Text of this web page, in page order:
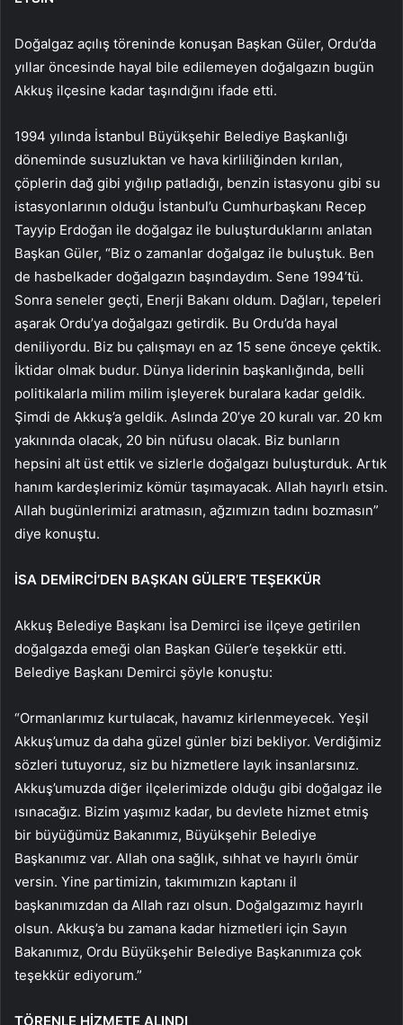
Doğalgaz açılış töreninde konuşan Başkan Güler, Ordu’da
yıllar öncesinde hayal bile edilemeyen doğalgazın bugün
Akkuş ilçesine kadar taşındığını ifade etti.
1994 yılında İstanbul Büyükşehir Belediye Başkanlığı
döneminde susuzluktan ve hava kirliliğinden kırılan,
çöplerin dağ gibi yığılıp patladığı, benzin istasyonu gibi su
istasyonlarının olduğu İstanbul’u Cumhurbaşkanı Recep
Tayyip Erdoğan ile doğalgaz ile buluşturduklarını anlatan
Başkan Güler, “Biz o zamanlar doğalgaz ile buluştuk. Ben
de hasbelkader doğalgazın başındaydım. Sene 1994’tü.
Sonra seneler geçti, Enerji Bakanı oldum. Dağları, tepeleri
aşarak Ordu’ya doğalgazı getirdik. Bu Ordu’da hayal
deniliyordu. Biz bu çalışmayı en az 15 sene önceye çektik.
İktidar olmak budur. Dünya liderinin başkanlığında, belli
politikalarla milim milim işleyerek buralara kadar geldik.
Şimdi de Akkuş’a geldik. Aslında 20’ye 20 kuralı var. 20 km
yakınında olacak, 20 bin nüfusu olacak. Biz bunların
hepsini alt üst ettik ve sizlerle doğalgazı buluşturduk. Artık
hanım kardeşlerimiz kömür taşımayacak. Allah hayırlı etsin.
Allah bugünlerimizi aratmasın, ağzımızın tadını bozmasın”
diye konuştu.
İSA DEMİRCİ’DEN BAŞKAN GÜLER’E TEŞEKKÜR
Akkuş Belediye Başkanı İsa Demirci ise ilçeye getirilen
doğalgazda emeği olan Başkan Güler’e teşekkür etti.
Belediye Başkanı Demirci şöyle konuştu:
“Ormanlarımız kurtulacak, havamız kirlenmeyecek. Yeşil
Akkuş’umuz da daha güzel günler bizi bekliyor. Verdiğimiz
sözleri tutuyoruz, siz bu hizmetlere layık insanlarsınız.
Akkuş’umuzda diğer ilçelerimizde olduğu gibi doğalgaz ile
ısınacağız. Bizim yaşımız kadar, bu devlete hizmet etmiş
bir büyüğümüz Bakanımız, Büyükşehir Belediye
Başkanımız var. Allah ona sağlık, sıhhat ve hayırlı ömür
versin. Yine partimizin, takımımızın kaptanı il
başkanımızdan da Allah razı olsun. Doğalgazımız hayırlı
olsun. Akkuş’a bu zamana kadar hizmetleri için Sayın
Bakanımız, Ordu Büyükşehir Belediye Başkanımıza çok
teşekkür ediyorum.”
TÖRENLE HİZMETE ALINDI